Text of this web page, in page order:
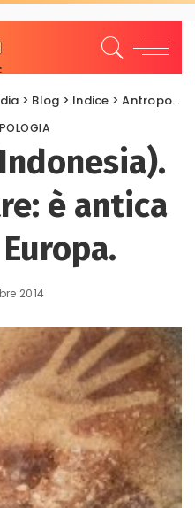
> Blog > Indice >Antropologia
è antica
2014